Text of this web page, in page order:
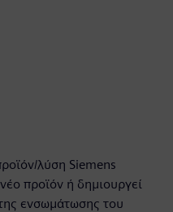
λύση Siemens
προϊόν ή δημιουργεί
ενσωμάτωσης του